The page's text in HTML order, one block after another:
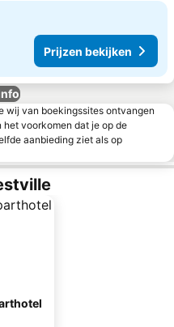
Prijzen bekijken
wij van boekingssites ontvangen
voorkomen dat je op de
aanbieding ziet als op